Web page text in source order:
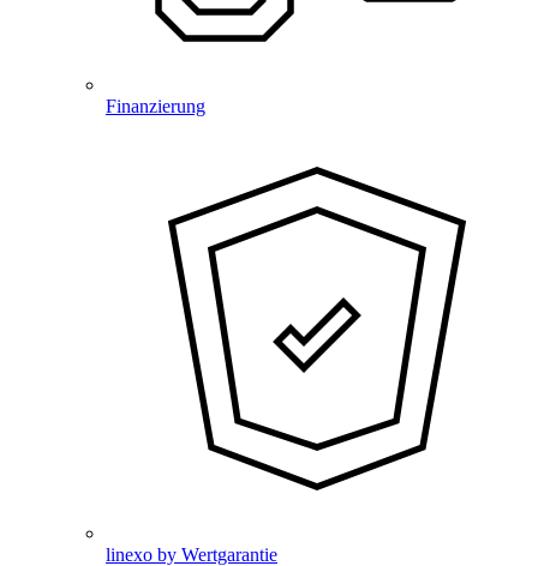
Finanzierung
linexo by Wertgarantie